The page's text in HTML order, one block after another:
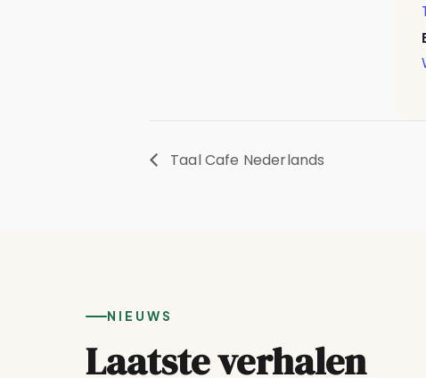
Taal Cafe Nederlands
NIEUWS
Laatste verhalen